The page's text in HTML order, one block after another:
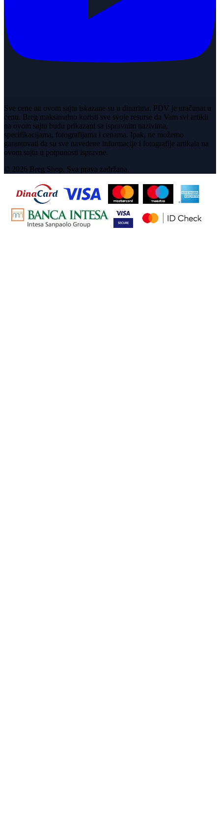
Sve cene na ovom sajtu iskazane su u dinarima. PDV je uračunat u
cenu. Breg maksimalno koristi sve svoje resurse da Vam svi artikli
na ovom sajtu budu prikazani sa ispravnim nazivima,
specifikacijama, fotografijama i cenama. Ipak, ne možemo
garantovati da su sve navedene informacije i fotografije artikala na
ovom sajtu u potpunosti ispravne.
© 2026 Breg Shop. Sva prava zadržana.